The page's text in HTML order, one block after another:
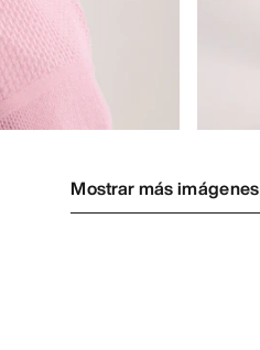
Mostrar más imágenes